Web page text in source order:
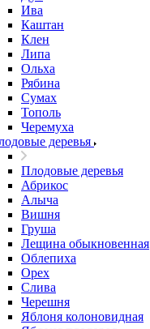
Ива
Каштан
Клен
Липа
Ольха
Рябина
Сумах
Тополь
Черемуха
деревья
Плодовые деревья
Абрикос
Алыча
Вишня
Груша
Лещина обыкновенная
Облепиха
Орех
Слива
Черешня
Яблоня колоновидная